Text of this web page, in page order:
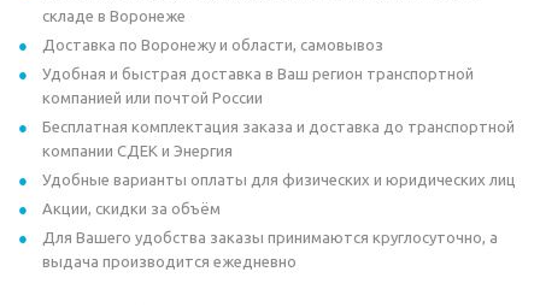
складе в Воронеже
Доставка по Воронежу и области, самовывоз
Удобная и быстрая доставка в Ваш регион транспортной
компанией или почтой России
Бесплатная комплектация заказа и доставка до транспортной
компании СДЕК и Энергия
Удобные варианты оплаты для физических и юридических лиц
Акции, скидки за объём
Для Вашего удобства заказы принимаются круглосуточно, а
выдача производится ежедневно